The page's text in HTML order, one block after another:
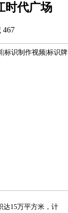
时代广场
467
达15万平方米，计